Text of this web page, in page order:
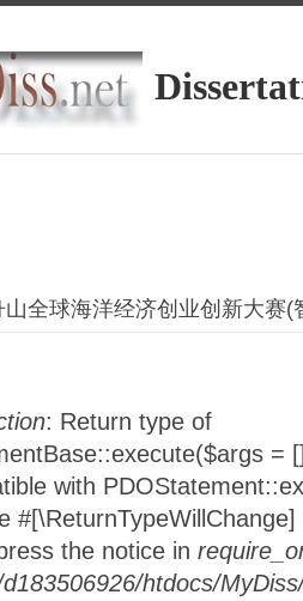
山全球海洋经济创业创新大赛
: Return type of
=
with
the notice in
htdocs/